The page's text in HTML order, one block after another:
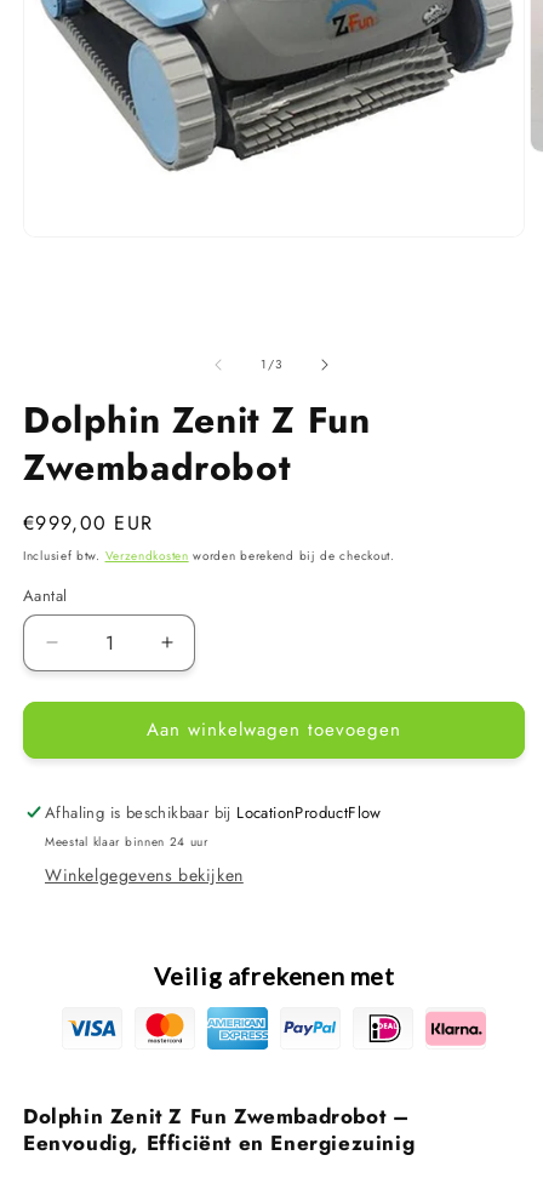
1/van
3
Dolphin Zenit Z Fun
Zwembadrobot
Normale
prijs
€999,00 EUR
Inclusief btw. Verzendkosten worden berekend bij de checkout.
Aantal
Aantal
verlagen
voor
Zenit
Fun
Zwembadrobot
Aantal
verhogen
voor
Dolphin
Zenit
Fun
Aan winkelwagen toevoegen
Afhaling is beschikbaar bij LocationProductFlow
Meestal klaar binnen 24 uur
Winkelgegevens bekijken
Veilig afrekenen met
Dolphin Zenit Z Fun Zwembadrobot –
Eenvoudig, Efficiënt en Energiezuinig